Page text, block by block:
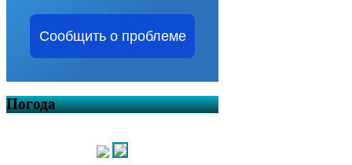
Сообщить о проблеме
Погода